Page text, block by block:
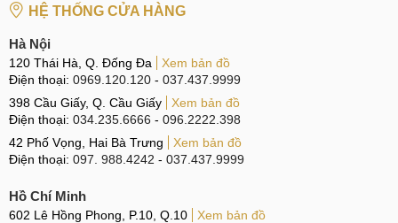
HỆ THỐNG CỬA HÀNG
Hà Nội
120 Thái Hà, Q. Đống Đa
Xem bản đồ
Điện thoại: 0969.120.120 - 037.437.9999
398 Cầu Giấy, Q. Cầu Giấy
Xem bản đồ
Điện thoại: 034.235.6666 - 096.2222.398
42 Phố Vọng, Hai Bà Trưng
Xem bản đồ
Điện thoại: 097. 988.4242 - 037.437.9999
Hồ Chí Minh
602 Lê Hồng Phong, P.10, Q.10
Xem bản đồ